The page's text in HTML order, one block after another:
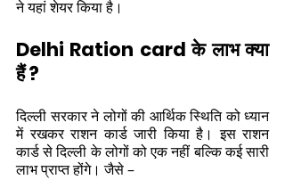
ने यहां शेयर किया है।
Delhi Ration card के लाभ क्या
हैं ?
दिल्ली सरकार ने लोगों की आर्थिक स्थिति को ध्यान
में रखकर राशन कार्ड जारी किया है। इस राशन
कार्ड से दिल्ली के लोगों को एक नहीं बल्कि कई सारी
लाभ प्राप्त होंगे। जैसे –